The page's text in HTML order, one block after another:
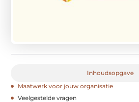
Inhoudsopgave
Maatwerk voor jouw organisatie
Veelgestelde vragen